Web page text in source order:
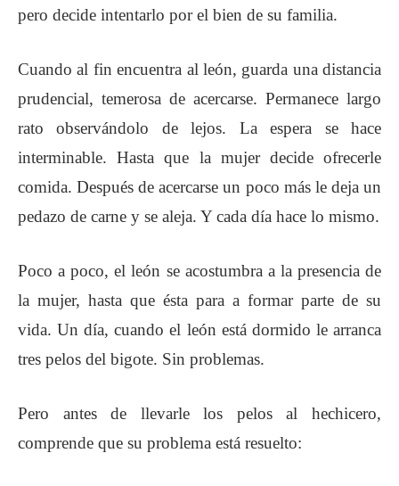
pero decide intentarlo por el bien de su familia.
Cuando al fin encuentra al león, guarda una distancia
prudencial, temerosa de acercarse. Permanece largo
rato observándolo de lejos. La espera se hace
interminable. Hasta que la mujer decide ofrecerle
comida. Después de acercarse un poco más le deja un
pedazo de carne y se aleja. Y cada día hace lo mismo.
Poco a poco, el león se acostumbra a la presencia de
la mujer, hasta que ésta para a formar parte de su
vida. Un día, cuando el león está dormido le arranca
tres pelos del bigote. Sin problemas.
Pero antes de llevarle los pelos al hechicero,
comprende que su problema está resuelto: